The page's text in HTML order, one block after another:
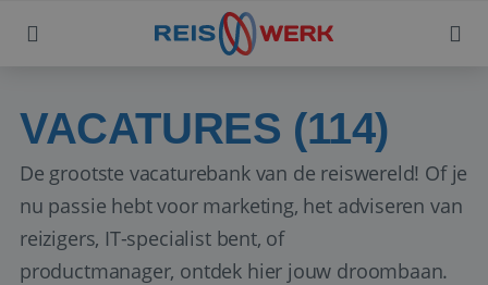
VACATURES (114)
De grootste vacaturebank van de reiswereld! Of je
nu passie hebt voor marketing, het adviseren van
reizigers, IT-specialist bent, of
productmanager, ontdek hier jouw droombaan.